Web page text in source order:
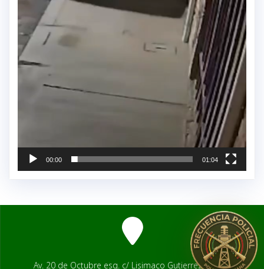
00:00 01:04
Av. 20 de Octubre esq. c/ Lisimaco Gutierrez # 2541